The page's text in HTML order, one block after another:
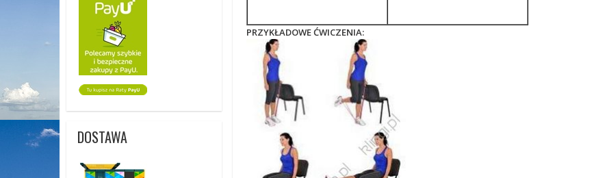
PRZYKŁADOWE ĆWICZENIA:
DOSTAWA